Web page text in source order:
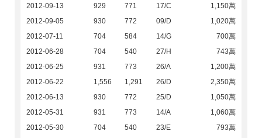
2012-09-13
929 771 17/C
1,150萬
2012-09-05
930 772 09/D
1,020萬
2012-07-11
704 584 14/G
700萬
2012-06-28
704 540 27/H
743萬
2012-06-25
931 773 26/A
1,200萬
2012-06-22
1,556 1,291 26/D
2,350萬
2012-06-13
930 772 25/D
1,050萬
2012-05-31
931 773 14/A
1,060萬
2012-05-30
704 540 23/E
793萬